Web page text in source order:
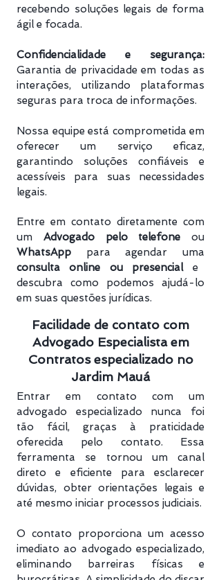
recebendo soluções legais de forma
ágil e focada.
Confidencialidade e segurança:
Garantia de privacidade em todas as
interações, utilizando plataformas
seguras para troca de informações.
Nossa equipe está comprometida em
oferecer um serviço eficaz,
garantindo soluções confiáveis e
acessíveis para suas necessidades
legais.
Entre em contato diretamente com
um Advogado pelo telefone ou
WhatsApp para agendar uma
consulta online ou presenciale
descubra como podemos ajudá-lo
em suas questões jurídicas.
Facilidade de contato com
Advogado Especialista em
Contratos especializado no
Jardim Mauá
Entrar em contato com um
advogado especializado nunca foi
tão fácil, graças à praticidade
oferecida pelo contato. Essa
ferramenta se tornou um canal
direto e eficiente para esclarecer
dúvidas, obter orientações legais e
até mesmo iniciar processos judiciais.
O contato proporciona um acesso
imediato ao advogado especializado,
eliminando barreiras físicas e